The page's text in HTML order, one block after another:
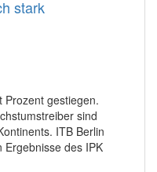
stark
Prozent gestiegen.
sind
ITB Berlin
Ergebnisse des IPK